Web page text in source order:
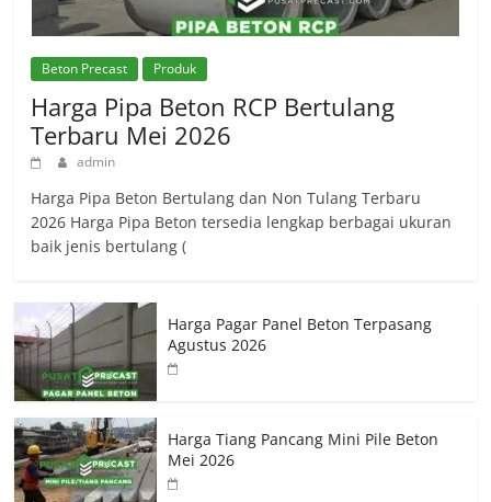
Beton Precast Produk
Harga Pipa Beton RCP Bertulang
Terbaru Mei 2026
admin
Harga Pipa Beton Bertulang dan Non Tulang Terbaru
2026 Harga Pipa Beton tersedia lengkap berbagai ukuran
baik jenis bertulang (
Harga Pagar Panel Beton Terpasang
Agustus 2026
Harga Tiang Pancang Mini Pile Beton
Mei 2026